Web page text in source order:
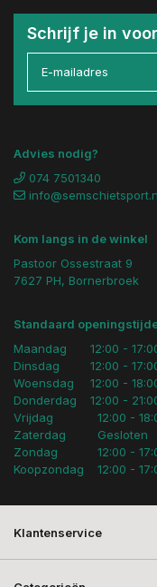
Schrijf je in
Advies nodig?
074 7501340
Kom langs in de winkel
Pastoor Ossestraat 9
7627 PH, Bornerbroek
Standaard
Maandag
Dinsdag
Woensdag
Donderdag
12:00 -
12:00 -
12:00 -
12:00 -
Vrijdag
Zaterdag
Zondag
Koopzondag
12:00 -
Gesloten
12:00 -
12:00 -
Klantenservice